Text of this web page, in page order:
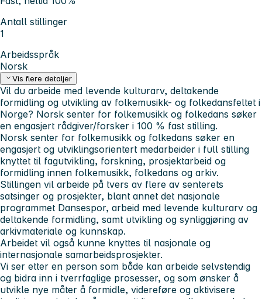
Antall stillinger
1
Arbeidsspråk
Norsk
Vis flere detaljer
Vil du arbeide med levende kulturarv, deltakende
formidling og utvikling av folkemusikk- og folkedansfeltet i
Norge? Norsk senter for folkemusikk og folkedans søker
en engasjert rådgiver/forsker i 100 % fast stilling.
Norsk senter for folkemusikk og folkedans søker en
engasjert og utviklingsorientert medarbeider i full stilling
knyttet til fagutvikling, forskning, prosjektarbeid og
formidling innen folkemusikk, folkedans og arkiv.
Stillingen vil arbeide på tvers av flere av senterets
satsinger og prosjekter, blant annet det nasjonale
programmet Dansespor, arbeid med levende kulturarv og
deltakende formidling, samt utvikling og synliggjøring av
arkivmateriale og kunnskap.
Arbeidet vil også kunne knyttes til nasjonale og
internasjonale samarbeidsprosjekter.
Vi ser etter en person som både kan arbeide selvstendig
og bidra inn i tverrfaglige prosesser, og som ønsker å
utvikle nye måter å formidle, videreføre og aktivisere